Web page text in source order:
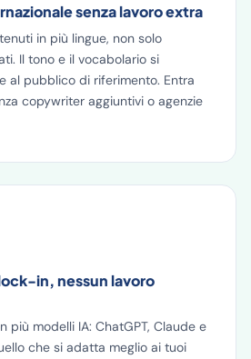
senza lavoro extra
in più lingue, non solo
Il tono e il vocabolario si
al pubblico di riferimento. Entra
copywriter aggiuntivi o agenzie
in, nessun lavoro
più modelli IA: ChatGPT, Claude e
che si adatta meglio ai tuoi